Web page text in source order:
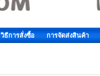
วิธีการสั่งซื้อ การจัดส่งสินค้า